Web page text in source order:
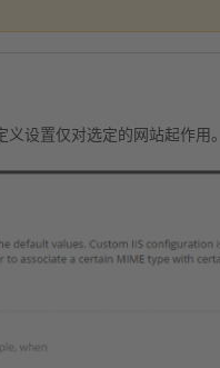
义设置仅对选定的网站起作用。